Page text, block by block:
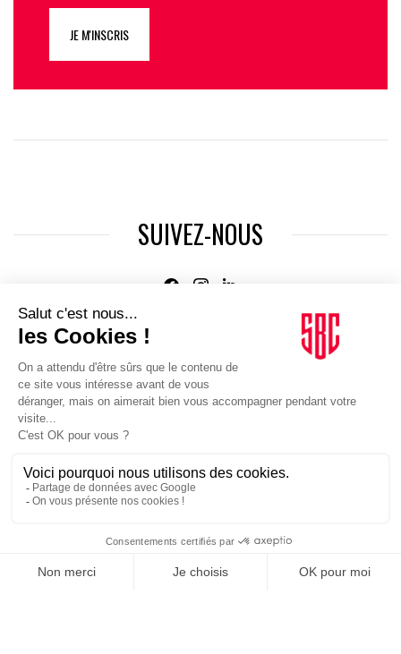
JE M'INSCRIS
SUIVEZ-NOUS
Agence web:Novius